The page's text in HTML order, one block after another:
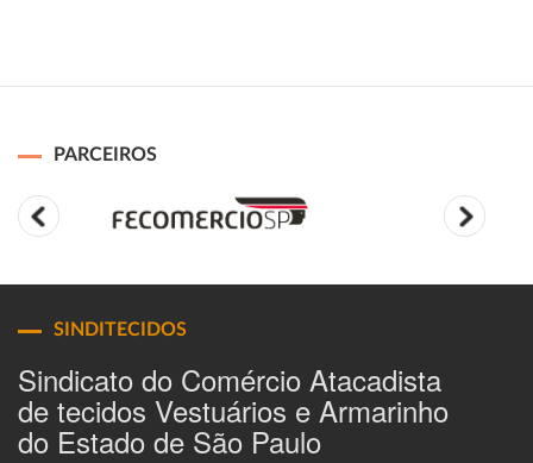
PARCEIROS
SINDITECIDOS
Sindicato do Comércio Atacadista
de tecidos Vestuários e Armarinho
do Estado de São Paulo